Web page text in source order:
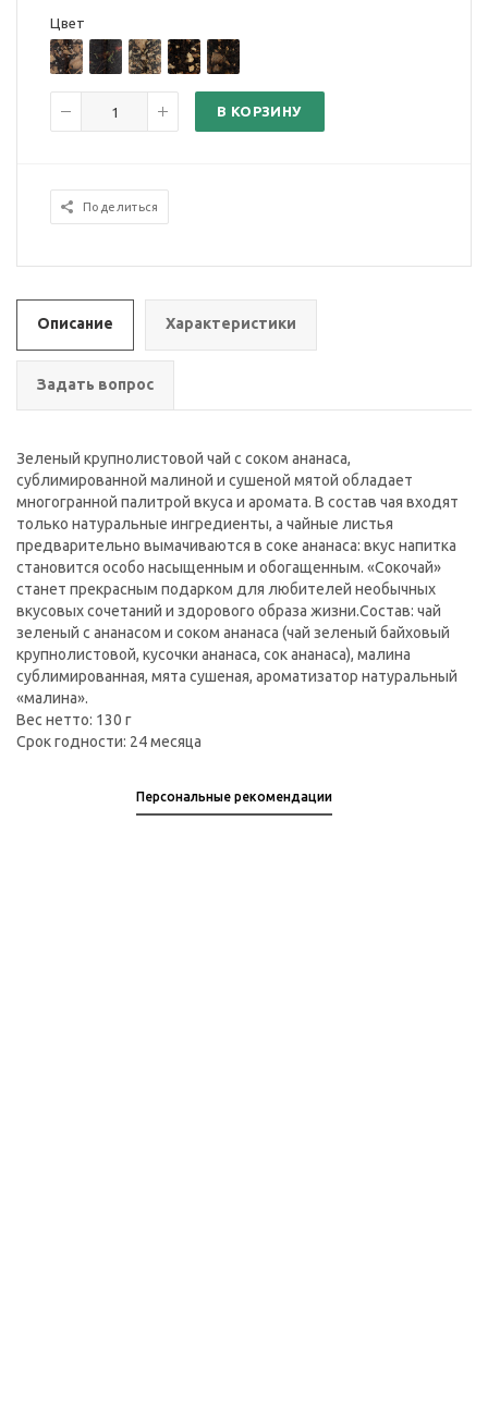
Цвет
В КОРЗИНУ
Поделиться
Описание Характеристики
Задать вопрос
Зеленый крупнолистовой чай с соком ананаса,
сублимированной малиной и сушеной мятой обладает
многогранной палитрой вкуса и аромата. В состав чая входят
только натуральные ингредиенты, а чайные листья
предварительно вымачиваются в соке ананаса: вкус напитка
становится особо насыщенным и обогащенным. «Сокочай»
станет прекрасным подарком для любителей необычных
вкусовых сочетаний и здорового образа жизни.Состав: чай
зеленый с ананасом и соком ананаса (чай зеленый байховый
крупнолистовой, кусочки ананаса, сок ананаса), малина
сублимированная, мята сушеная, ароматизатор натуральный
«малина».
Вес нетто: 130 г
Срок годности: 24 месяца
Персональные рекомендации